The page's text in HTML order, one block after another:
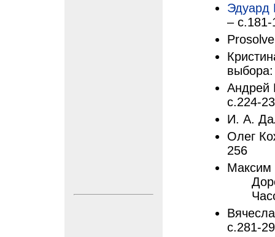
Эдуард
– с.181-
выбора:
Андрей
с.224-
И. А.
Олег
256
Максим
с.281-